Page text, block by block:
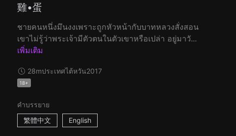
雞•蛋
ชายคนหนึ่งมึนงงเพราะถูกหัวหน้ากับบาทหลวงสั่งสอน
เขาไม่รู้ว่าพระเจ้ามีตัวตนในตัวเขาหรือเปล่า อยู่มาวั...
เพิ่มเติม
28mประเทศไต้หวัน2017
18+
คำบรรยาย
繁體中文
English